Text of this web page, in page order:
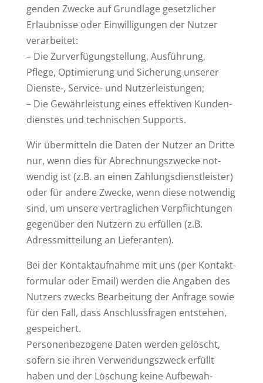
genden Zwecke auf Grundlage gesetz­licher
Erlaub­nisse oder Ein­wil­li­gungen der Nutzer
verarbeitet:
– Die Zur­ver­fü­gung­stellung, Aus­führung,
Pflege, Opti­mierung und Sicherung unserer
Dienste‑, Service- und Nutzerleistungen;
– Die Gewähr­leistung eines effek­tiven Kun­den­
dienstes und tech­ni­schen Supports.
Wir über­mitteln die Daten der Nutzer an Dritte
nur, wenn dies für Abrech­nungs­zwecke not­
wendig ist (z.B. an einen Zah­lungs­dienst­leister)
oder für andere Zwecke, wenn diese not­wendig
sind, um unsere ver­trag­lichen Ver­pflich­tungen
gegenüber den Nutzern zu erfüllen (z.B.
Adress­mit­teilung an Lieferanten).
Bei der Kon­takt­auf­nahme mit uns (per Kon­takt­
for­mular oder Email) werden die Angaben des
Nutzers zwecks Bear­beitung der Anfrage sowie
für den Fall, dass Anschluss­fragen ent­stehen,
gespeichert.
Per­so­nen­be­zogene Daten werden gelöscht,
sofern sie ihren Ver­wen­dungs­zweck erfüllt
haben und der Löschung keine Auf­be­wah­